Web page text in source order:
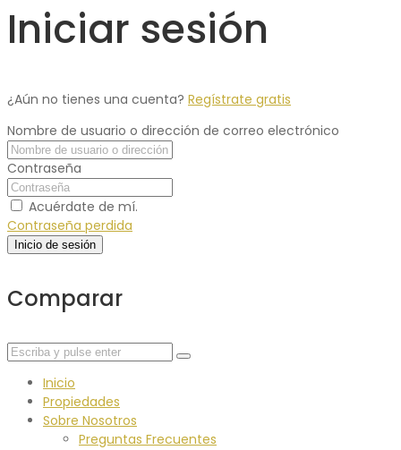
Iniciar sesión
¿Aún no tienes una cuenta? Regístrate gratis
Nombre de usuario o dirección de correo electrónico
Contraseña
Acuérdate de mí.
Contraseña perdida
Inicio de sesión
Comparar
Inicio
Propiedades
Sobre Nosotros
Preguntas Frecuentes